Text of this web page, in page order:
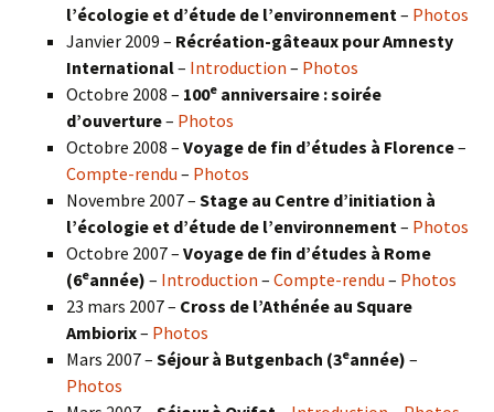
l’écologie et d’étude de l’environnement – Photos
Janvier 2009 – Récréation-gâteaux pour Amnesty
International– Introduction – Photos
Octobre 2008 – 100e anniversaire : soirée
d’ouverture– Photos
Octobre 2008 – Voyage de fin d’études à Florence–
Compte-rendu – Photos
Novembre 2007 – Stage au Centre d’initiation à
l’écologie et d’étude de l’environnement – Photos
Octobre 2007 – Voyage de fin d’études à Rome
(6eannée) – Introduction – Compte-rendu – Photos
23 mars 2007 – Cross de l’Athénée au Square
Ambiorix– Photos
Mars 2007 – Séjour à Butgenbach (3eannée) –
Photos